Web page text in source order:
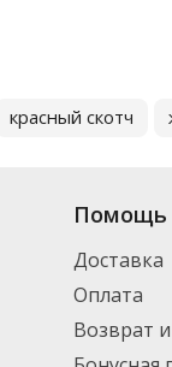
красный скотч
Помощь
Доставка
Оплата
Возврат